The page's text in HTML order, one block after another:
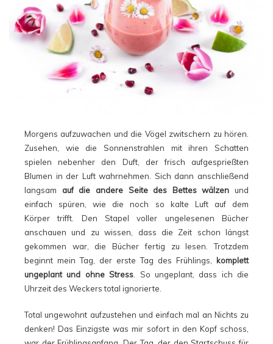
Morgens aufzuwachen und die Vögel zwitschern zu hören.
Zusehen, wie die Sonnenstrahlen mit ihren Schatten
spielen nebenher den Duft, der frisch aufgesprießten
Blumen in der Luft wahrnehmen. Sich dann anschließend
langsam auf die andere Seite des Bettes wälzen und
einfach spüren, wie die noch so kalte Luft auf dem
Körper trifft. Den Stapel voller ungelesenen Bücher
anschauen und zu wissen, dass die Zeit schon längst
gekommen war, die Bücher fertig zu lesen. Trotzdem
beginnt mein Tag, der erste Tag des Frühlings, komplett
ungeplant und ohne Stress . So ungeplant, dass ich die
Uhrzeit des Weckers total ignorierte.
Total ungewohnt aufzustehen und einfach mal an Nichts zu
denken! Das Einzigste was mir sofort in den Kopf schoss,